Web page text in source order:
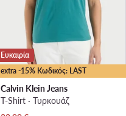
extra -15% Κωδικός: LAST
Ευκαιρία
Calvin Klein Jeans
T-Shirt · Τυρκουάζ